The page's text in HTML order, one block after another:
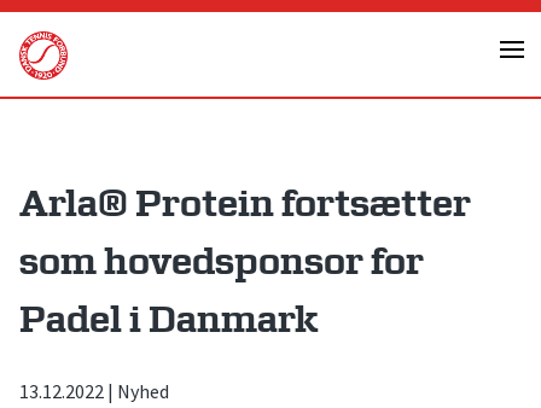
Skip
content
Arla® Protein fortsætter
som hovedsponsor for
Padel i Danmark
13.12.2022 | Nyhed